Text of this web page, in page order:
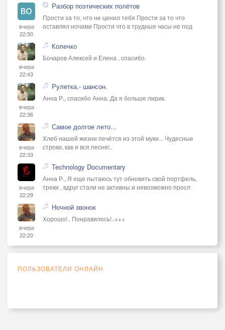
вчера
22:50
Разбор поэтических полётов
Прости за то, что не ценил тебя Прости за то что
оставлял ночами Прости что в трудные часы не под
вчера
22:43
Колечко
Бочаров Алексей и Елена , спасибо.
вчера
22:36
Рулетка.- шансон.
Анна Р., спасибо Анна. Да я больше лирик.
вчера
22:33
Самое долгое лето...
Хлеб нашей жизни печётся из этой муки... Чудесные
строки, как и вся песня!..
вчера
22:29
Technology Documentary
Анна Р., Я еще пытаюсь тут обновить свой портфель,
треки , вдруг стали не активны и невозможно просл
вчера
22:20
Ночной звонок
Хорошо!.. Понравилось!..+++
ПОЛЬЗОВАТЕЛИ ОНЛАЙН